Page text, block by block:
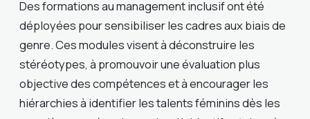
Des formations au management inclusif ont été
déployées pour sensibiliser les cadres aux biais de
genre. Ces modules visent à déconstruire les
stéréotypes, à promouvoir une évaluation plus
objective des compétences et à encourager les
hiérarchies à identifier les talents féminins dès les